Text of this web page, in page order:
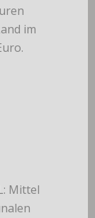
im
Mittel